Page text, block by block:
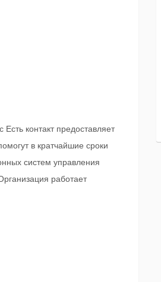
контакт предоставляет
в кратчайшие сроки
систем управления
работает